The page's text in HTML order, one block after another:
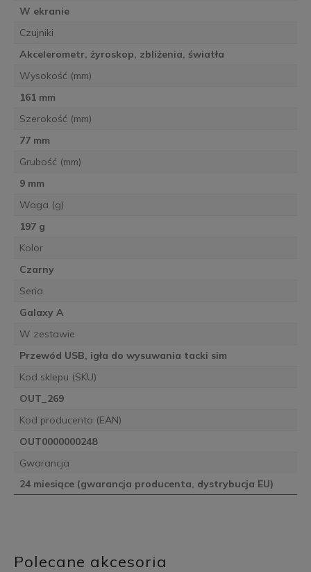
W ekranie
Czujniki
Akcelerometr, żyroskop, zbliżenia, światła
Wysokość (mm)
161 mm
Szerokość (mm)
77 mm
Grubość (mm)
9 mm
Waga (g)
197 g
Kolor
Czarny
Seria
Galaxy A
W zestawie
Przewód USB, igła do wysuwania tacki sim
Kod sklepu (SKU)
OUT_269
Kod producenta (EAN)
OUT0000000248
Gwarancja
24 miesiące (gwarancja producenta, dystrybucja EU)
Polecane akcesoria